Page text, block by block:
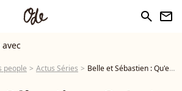
search newsletter
people Actus Séries Belle et Sébastien : Qu'est devenu Mehdi El Glaoui, l'adorable petit Sébastien ?